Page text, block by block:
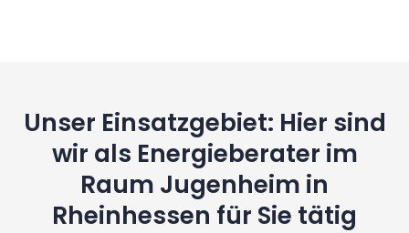
Unser Einsatzgebiet: Hier sind
wir als Energieberater im
Raum Jugenheim in
Rheinhessen für Sie tätig